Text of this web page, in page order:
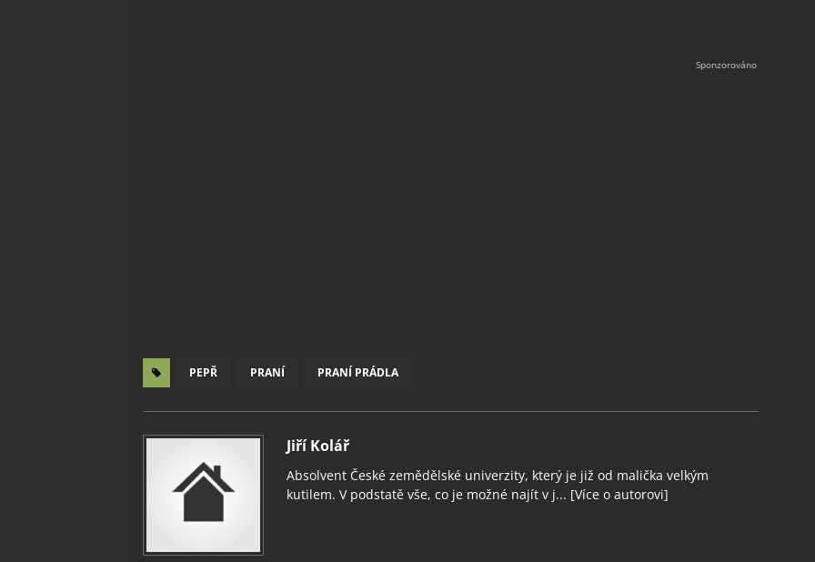
PEPŘ PRANÍ PRANÍ PRÁDLA
Jiří Kolář
Absolvent České zemědělské univerzity, který je již od malička velkým
kutilem. V podstatě vše, co je možné najít v j... [Více o autorovi]